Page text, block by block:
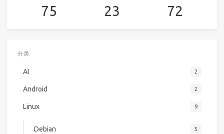
75 23 72
分类
AI 2
Android 2
Linux 9
Debian 5